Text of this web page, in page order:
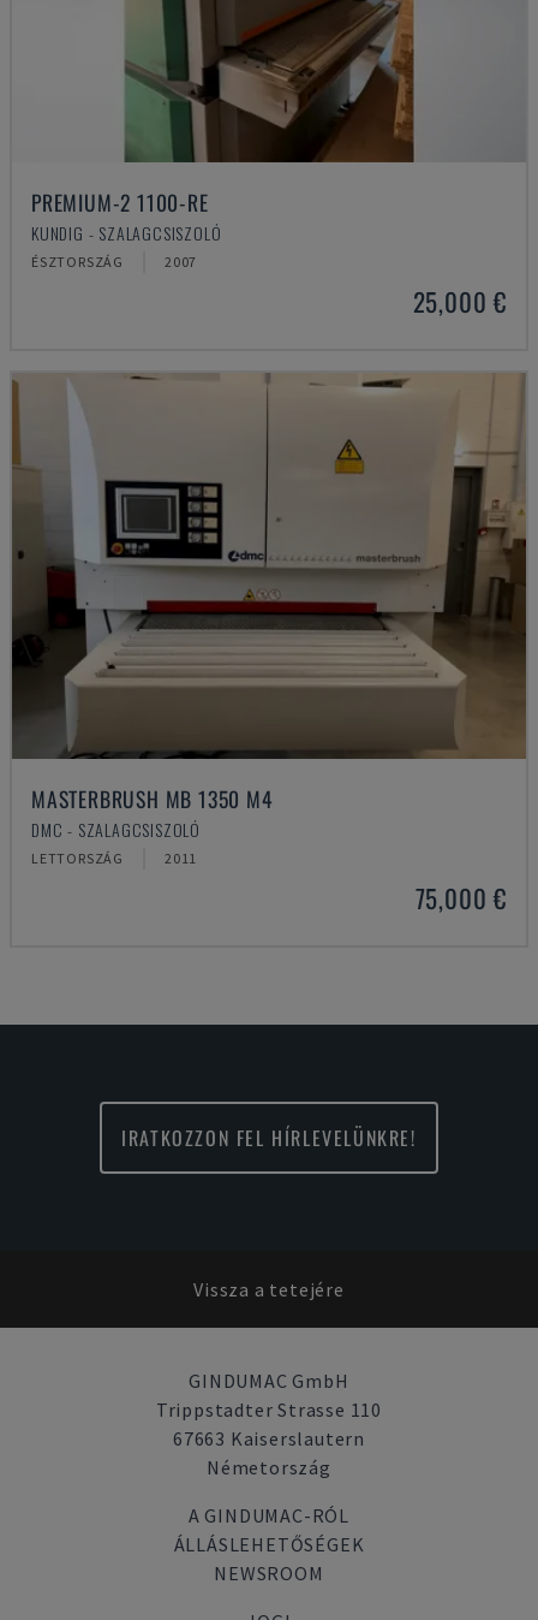
PREMIUM-2 1100-RE
KUNDIG - SZALAGCSISZOLÓ
ÉSZTORSZÁG 2007
25,000 €
MASTERBRUSH MB 1350 M4
DMC - SZALAGCSISZOLÓ
LETTORSZÁG 2011
75,000 €
IRATKOZZON FEL HÍRLEVELÜNKRE!
Vissza a tetejére
GINDUMAC GmbH
Trippstadter Strasse 110
67663 Kaiserslautern
Németország
A GINDUMAC-RÓL
ÁLLÁSLEHETŐSÉGEK
NEWSROOM